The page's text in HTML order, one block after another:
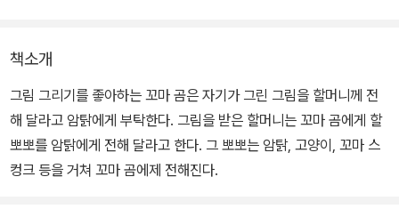
책소개
그림 그리기를 좋아하는 꼬마 곰은 자기가 그린 그림을 할머니께 전
해 달라고 암탉에게 부탁한다. 그림을 받은 할머니는 꼬마 곰에게 할
뽀뽀를 암탉에게 전해 달라고 한다. 그 뽀뽀는 암탉, 고양이, 꼬마 스
컹크 등을 거쳐 꼬마 곰에제 전해진다.